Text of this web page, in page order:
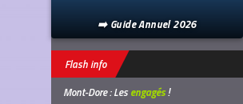
➡️ Guide Annuel 2026
Flash info
Mont-Dore : Lesengagés!